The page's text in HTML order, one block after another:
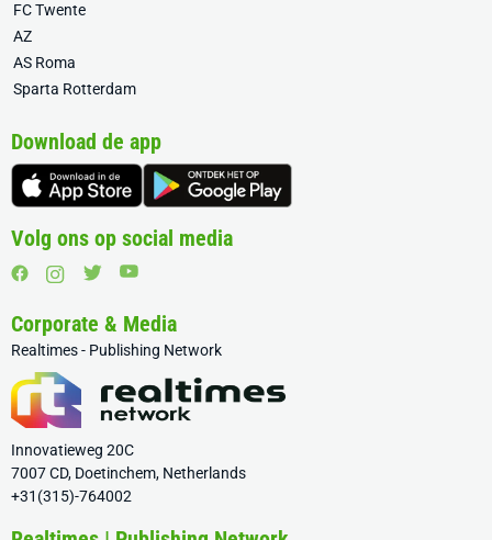
FC Twente
AZ
AS Roma
Sparta Rotterdam
Download de app
Volg ons op social media
Corporate & Media
Realtimes - Publishing Network
Innovatieweg 20C
7007 CD, Doetinchem, Netherlands
+31(315)-764002